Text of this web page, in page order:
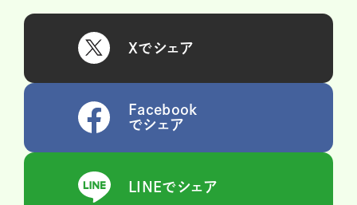
Xでシェア
Facebook
でシェア
LINEでシェア